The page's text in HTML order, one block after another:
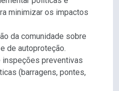
minimizar os impactos
da comunidade sobre
de autoproteção.
preventivas
(barragens, pontes,